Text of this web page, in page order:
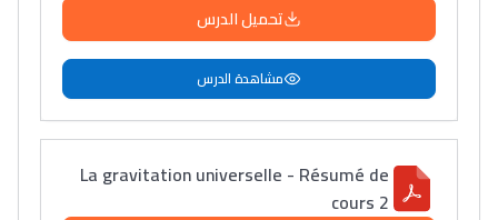
تحميل الدرس
مشاهدة الدرس
La gravitation universelle - Résumé de
cours 2